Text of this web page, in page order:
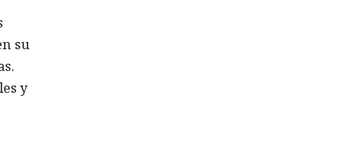
su
y